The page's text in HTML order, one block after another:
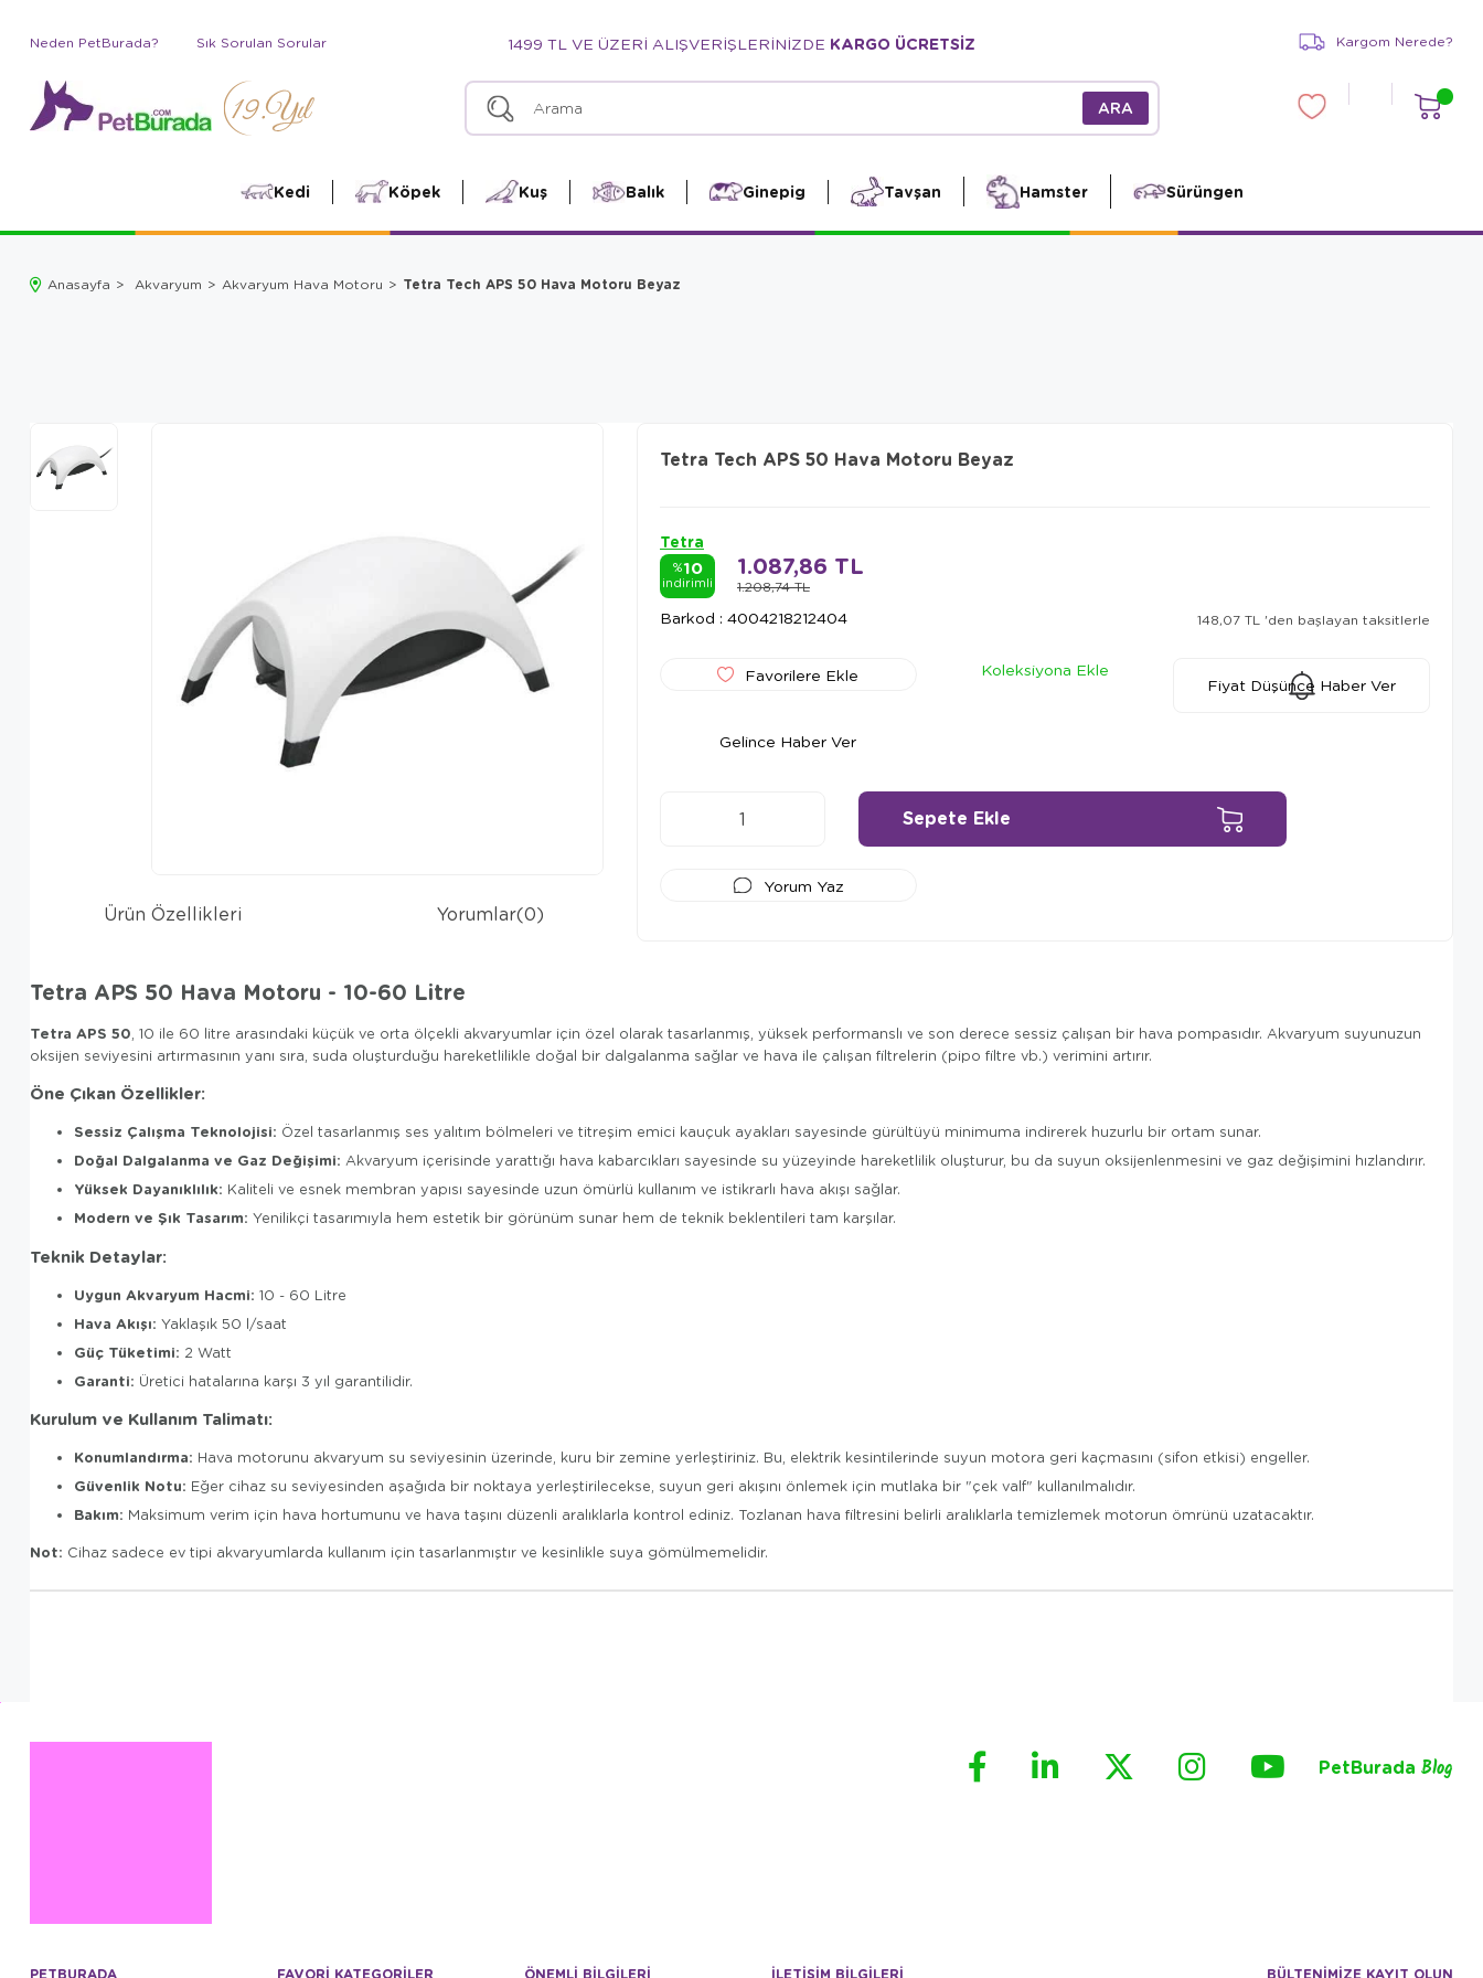
Neden PetBurada? Sık Sorulan Sorular 1499 TL VE ÜZERİ ALIŞVERİŞLERİNİZDE KARGO ÜCRETSİZ Kargom Nerede?
Kedi Köpek Kuş Balık Ginepig Tavşan Hamster Sürüngen
Anasayfa Akvaryum Akvaryum Hava Motoru Tetra Tech APS 50 Hava Motoru Beyaz
Tetra Tech APS 50 Hava Motoru Beyaz
Tetra
%10
indirimli 1.208,74 TL
1.087,86 TL
Barkod : 4004218212404 148,07 TL 'den başlayan taksitlerle
Favorilere Ekle
Koleksiyona Ekle
Fiyat Düşünce Haber Ver
Gelince Haber Ver
Yorum Yaz
Ürün Özellikleri Yorumlar(0)
Tetra APS 50 Hava Motoru - 10-60 Litre
Tetra APS 50, 10 ile 60 litre arasındaki küçük ve orta ölçekli akvaryumlar için özel olarak tasarlanmış, yüksek performanslı ve son derece sessiz çalışan bir hava pompasıdır. Akvaryum suyunuzun
oksijen seviyesini artırmasının yanı sıra, suda oluşturduğu hareketlilikle doğal bir dalgalanma sağlar ve hava ile çalışan filtrelerin (pipo filtre vb.) verimini artırır.
Öne Çıkan Özellikler:
Sessiz Çalışma Teknolojisi: Özel tasarlanmış ses yalıtım bölmeleri ve titreşim emici kauçuk ayakları sayesinde gürültüyü minimuma indirerek huzurlu bir ortam sunar.
Doğal Dalgalanma ve Gaz Değişimi: Akvaryum içerisinde yarattığı hava kabarcıkları sayesinde su yüzeyinde hareketlilik oluşturur, bu da suyun oksijenlenmesini ve gaz değişimini hızlandırır.
Yüksek Dayanıklılık: Kaliteli ve esnek membran yapısı sayesinde uzun ömürlü kullanım ve istikrarlı hava akışı sağlar.
Modern ve Şık Tasarım: Yenilikçi tasarımıyla hem estetik bir görünüm sunar hem de teknik beklentileri tam karşılar.
Teknik Detaylar:
Uygun Akvaryum Hacmi: 10 - 60 Litre
Hava Akışı: Yaklaşık 50 l/saat
Güç Tüketimi: 2 Watt
Garanti: Üretici hatalarına karşı 3 yıl garantilidir.
Kurulum ve Kullanım Talimatı:
Konumlandırma: Hava motorunu akvaryum su seviyesinin üzerinde, kuru bir zemine yerleştiriniz. Bu, elektrik kesintilerinde suyun motora geri kaçmasını (sifon etkisi) engeller.
Güvenlik Notu: Eğer cihaz su seviyesinden aşağıda bir noktaya yerleştirilecekse, suyun geri akışını önlemek için mutlaka bir "çek valf" kullanılmalıdır.
Bakım: Maksimum verim için hava hortumunu ve hava taşını düzenli aralıklarla kontrol ediniz. Tozlanan hava filtresini belirli aralıklarla temizlemek motorun ömrünü uzatacaktır.
Not: Cihaz sadece ev tipi akvaryumlarda kullanım için tasarlanmıştır ve kesinlikle suya gömülmemelidir.
PetBurada Blog
PETBURADA FAVORİ KATEGORİLER ÖNEMLİ BİLGİLERİ İLETİŞİM BİLGİLERİ BÜLTENİMİZE KAYIT OLUN